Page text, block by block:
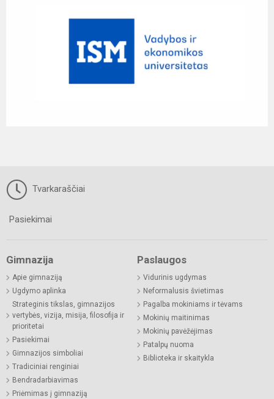
Tvarkaraščiai
Pasiekimai
Gimnazija
Apie gimnaziją
Ugdymo aplinka
Strateginis tikslas, gimnazijos
vertybės, vizija, misija, filosofija ir
prioritetai
Pasiekimai
Gimnazijos simboliai
Tradiciniai renginiai
Bendradarbiavimas
Priėmimas į gimnaziją
Paslaugos
Vidurinis ugdymas
Neformalusis švietimas
Pagalba mokiniams ir tėvams
Mokinių maitinimas
Mokinių pavėžėjimas
Patalpų nuoma
Biblioteka ir skaitykla